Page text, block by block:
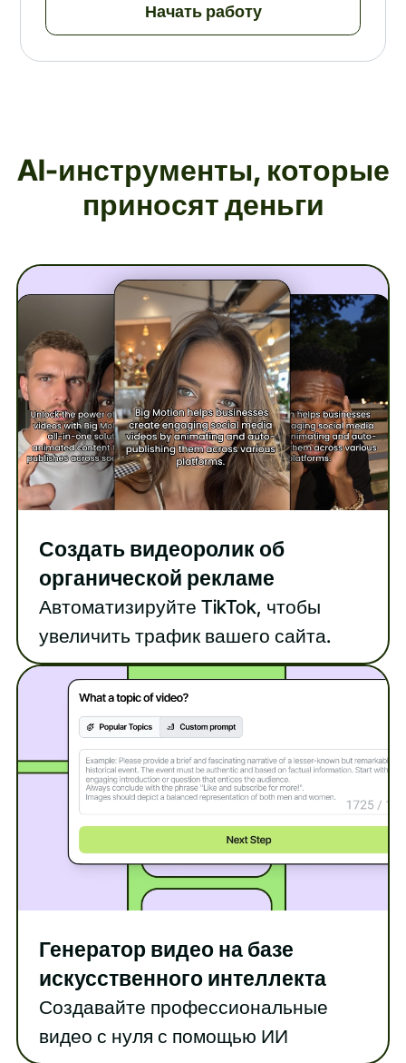
Начать работу
AI-инструменты, которые
приносят деньги
Создать видеоролик об
органической рекламе
Автоматизируйте TikTok, чтобы
увеличить трафик вашего сайта.
Генератор видео на базе
искусственного интеллекта
Создавайте профессиональные
видео с нуля с помощью ИИ